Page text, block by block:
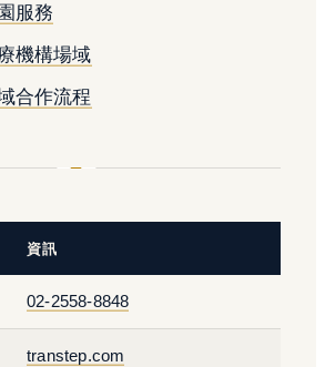
服務
機構場域
合作流程
資訊
02-2558-8848
transtep.com